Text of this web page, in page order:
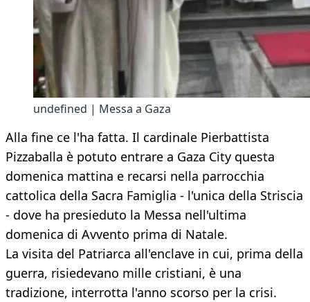
undefined | Messa a Gaza
Alla fine ce l'ha fatta. Il cardinale Pierbattista
Pizzaballa è potuto entrare a Gaza City questa
domenica mattina e recarsi nella parrocchia
cattolica della Sacra Famiglia - l'unica della Striscia
- dove ha presieduto la Messa nell'ultima
domenica di Avvento prima di Natale.
La visita del Patriarca all'enclave in cui, prima della
guerra, risiedevano mille cristiani, è una
tradizione, interrotta l'anno scorso per la crisi.